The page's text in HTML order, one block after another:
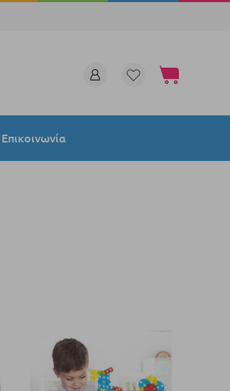
Το καλάθι μου
Επικοινωνία